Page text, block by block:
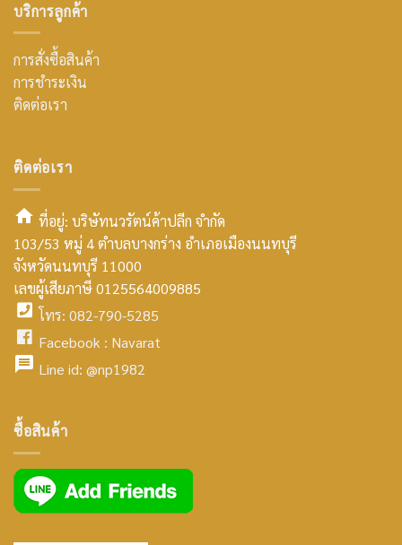
บริการลูกค้า
การสั่งซื้อสินค้า
การชำระเงิน
ติดต่อเรา
ติดต่อเรา
smt2
home
icon
ที่อยู่: บริษัทนวรัตน์ค้าปลีก จำกัด
103/53 หมู่ 4 ตำบลบางกร่าง อำเภอเมืองนนทบุรี
จังหวัดนนทบุรี 11000
เลขผู้เสียภาษี 0125564009885
facebook
icon
โทร: 082-790-5285
facebook
Facebook : Navarat
icon
Line id: @np1982
ซื้อสินค้า